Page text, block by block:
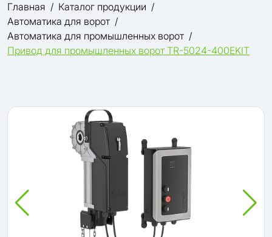
Главная
Каталог продукции
Автоматика для ворот
Автоматика для промышленных ворот
Привод для промышленных ворот TR-5024-400EKIT